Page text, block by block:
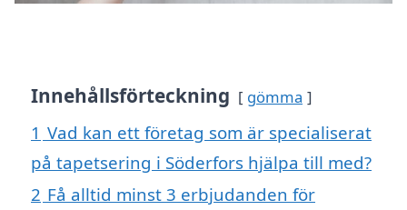
Innehållsförteckning gömma
1 Vad kan ett företag som är specialiserat
på tapetsering i Söderfors hjälpa till med?
2 Få alltid minst 3 erbjudanden för